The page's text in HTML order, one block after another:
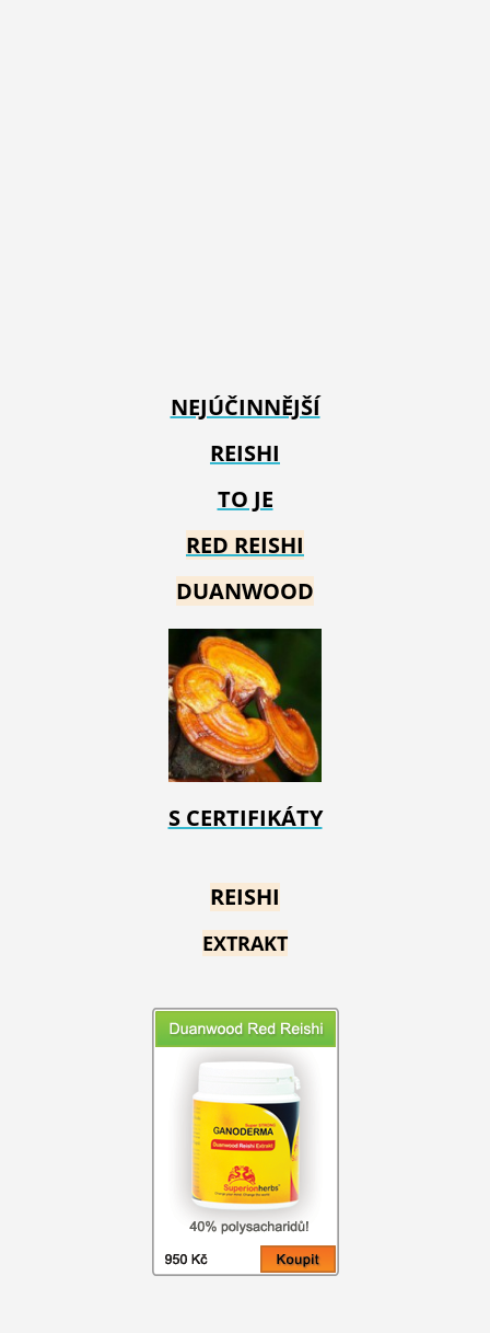
NEJÚČINNĚJŠÍ
REISHI
TO JE
RED REISHI
DUANWOOD
S CERTIFIKÁTY
REISHI
EXTRAKT